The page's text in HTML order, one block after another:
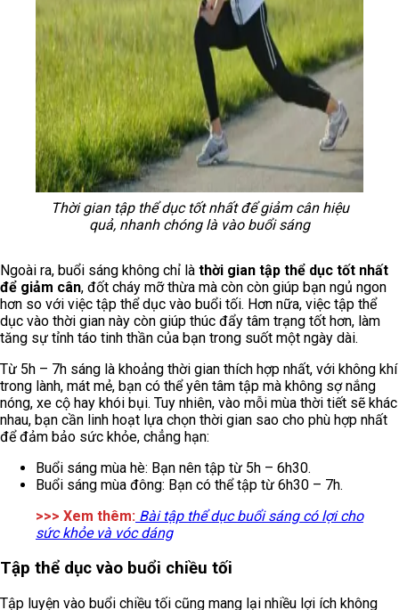
Thời gian tập thể dục tốt nhất để giảm cân hiệu
quả, nhanh chóng là vào buổi sáng
Ngoài ra, buổi sáng không chỉ là thời gian tập thể dục tốt nhất
để giảm cân, đốt cháy mỡ thừa mà còn còn giúp bạn ngủ ngon
hơn so với việc tập thể dục vào buổi tối. Hơn nữa, việc tập thể
dục vào thời gian này còn giúp thúc đẩy tâm trạng tốt hơn, làm
tăng sự tỉnh táo tinh thần của bạn trong suốt một ngày dài.
Từ 5h – 7h sáng là khoảng thời gian thích hợp nhất, với không khí
trong lành, mát mẻ, bạn có thể yên tâm tập mà không sợ nắng
nóng, xe cộ hay khói bụi. Tuy nhiên, vào mỗi mùa thời tiết sẽ khác
nhau, bạn cần linh hoạt lựa chọn thời gian sao cho phù hợp nhất
để đảm bảo sức khỏe, chẳng hạn:
Buổi sáng mùa hè: Bạn nên tập từ 5h – 6h30.
Buổi sáng mùa đông: Bạn có thể tập từ 6h30 – 7h.
>>> Xem thêm: Bài tập thể dục buổi sáng có lợi cho
sức khỏe và vóc dáng
Tập thể dục vào buổi chiều tối
Tập luyện vào buổi chiều tối cũng mang lại nhiều lợi ích không